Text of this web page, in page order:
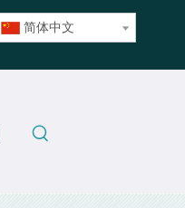
简体中文